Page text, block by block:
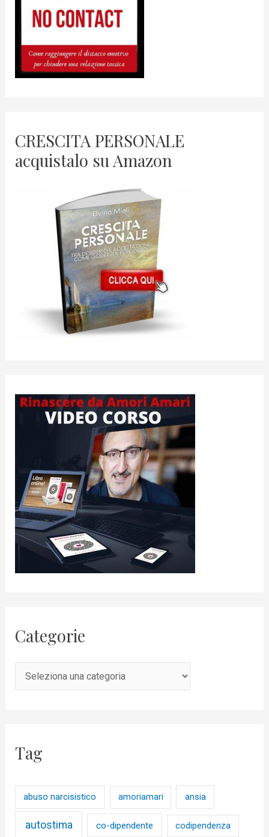
CRESCITA PERSONALE
acquistalo su Amazon
Categorie
Tag
abuso narcisistico amoriamari ansia
autostima co-dipendente codipendenza